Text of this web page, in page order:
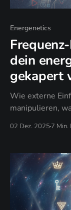
Energenetics
dein
gekapert
Wie externe
manipulieren,
02 Dez. 2025 7 Min.